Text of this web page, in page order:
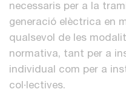
necessaris per a la
generació elèctrica en
qualsevol de les
normativa, tant per a
individual com per a
col·lectives.